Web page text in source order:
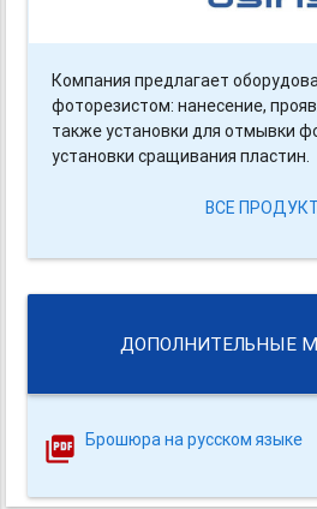
Компания предлагает
фоторезистом: нанесение,
также установки для отмывки
установки сращивания пластин.
ВСЕ
ДОПОЛНИТЕЛЬНЫЕ
Брошюра на русском языке